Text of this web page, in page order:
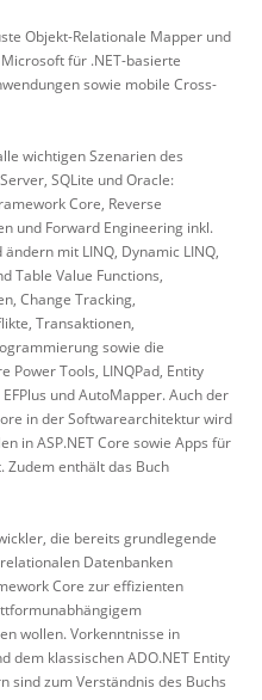
Objekt-Relationale Mapper und
für .NET-basierte
sowie mobile Cross-
wichtigen Szenarien des
SQLite und Oracle:
Core, Reverse
und Forward Engineering inkl.
mit LINQ, Dynamic LINQ,
Table Value Functions,
Change Tracking,
Transaktionen,
sowie die
Power Tools, LINQPad, Entity
und AutoMapper. Auch der
in der Softwarearchitektur wird
in ASP.NET Core sowie Apps für
Zudem enthält das Buch
die bereits grundlegende
Datenbanken
Core zur effizienten
wollen. Vorkenntnisse in
dem klassischen ADO.NET Entity
sind zum Verständnis des Buchs